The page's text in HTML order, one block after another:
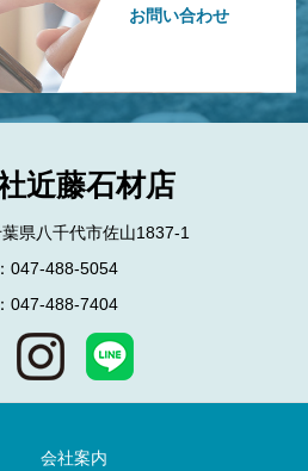
お問い合わせ
近藤石材店
県八千代市佐山1837-1
047-488-5054
047-488-7404
会社案内